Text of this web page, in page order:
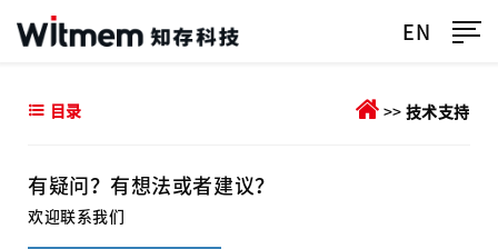
EN
目录 >> 技术支持
有疑问？有想法或者建议？
欢迎联系我们